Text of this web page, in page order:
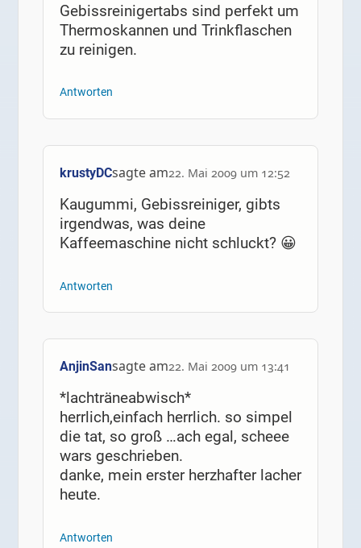
Gebissreinigertabs sind perfekt um
Thermoskannen und Trinkflaschen
zu reinigen.
Antworten
krustyDCsagte am22. Mai 2009 um 12:52
Kaugummi, Gebissreiniger, gibts
irgendwas, was deine
Kaffeemaschine nicht schluckt? 😀
Antworten
AnjinSansagte am22. Mai 2009 um 13:41
*lachträneabwisch*
herrlich,einfach herrlich. so simpel
die tat, so groß …ach egal, scheee
wars geschrieben.
danke, mein erster herzhafter lacher
heute.
Antworten